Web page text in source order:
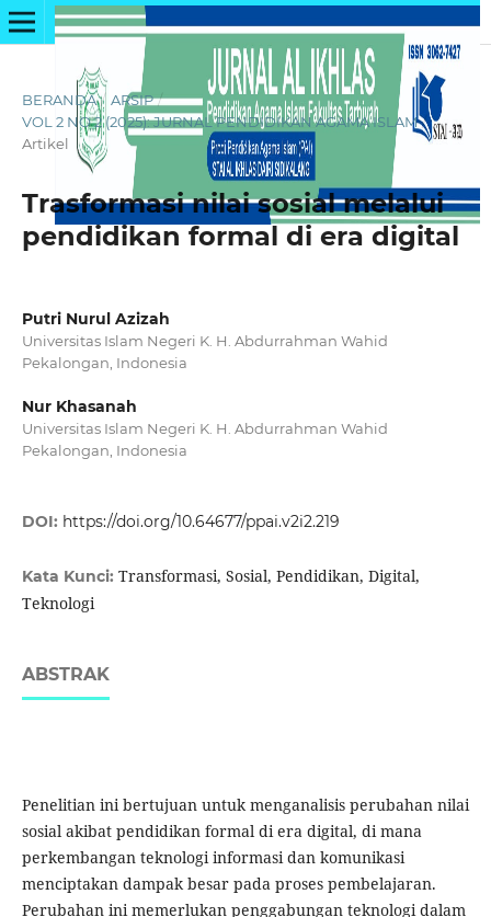
BERANDA / ARSIP /
VOL 2 NO 2 (2025): JURNAL PENDIDIKAN AGAMA ISLAM /
Artikel
Trasformasi nilai sosial melalui
pendidikan formal di era digital
Putri Nurul Azizah
Universitas Islam Negeri K. H. Abdurrahman Wahid
Pekalongan, Indonesia
Nur Khasanah
Universitas Islam Negeri K. H. Abdurrahman Wahid
Pekalongan, Indonesia
DOI: https://doi.org/10.64677/ppai.v2i2.219
Kata Kunci: Transformasi, Sosial, Pendidikan, Digital,
Teknologi
ABSTRAK
Penelitian ini bertujuan untuk menganalisis perubahan nilai
sosial akibat pendidikan formal di era digital, di mana
perkembangan teknologi informasi dan komunikasi
menciptakan dampak besar pada proses pembelajaran.
Perubahan ini memerlukan penggabungan teknologi dalam